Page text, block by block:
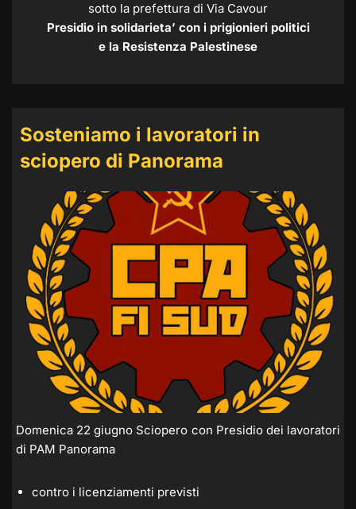
sotto la prefettura di Via Cavour
Presidio in solidarieta’ con i prigionieri politici
e la Resistenza Palestinese
Sosteniamo i lavoratori in
sciopero di Panorama
Domenica 22 giugno Sciopero con Presidio dei lavoratori
di PAM Panorama
contro i licenziamenti previsti